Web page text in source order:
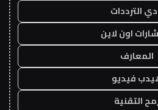
الترددات
اون لاين
المعارف
فيديو
التقنية